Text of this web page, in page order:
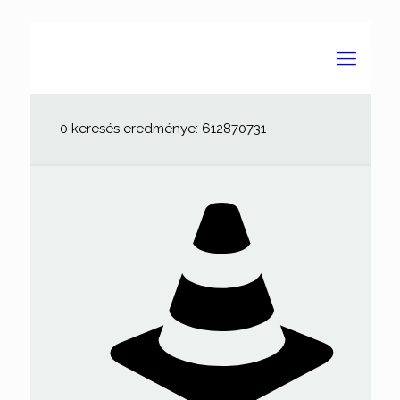
0 keresés eredménye: 612870731